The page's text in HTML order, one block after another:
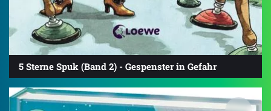
5 Sterne Spuk (Band 2) - Gespenster in Gefahr